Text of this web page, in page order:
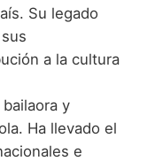
Su legado
a la cultura
y
Ha llevado el
e